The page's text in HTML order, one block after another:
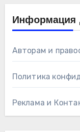
Информация
Авторам и
Политика
Реклама и